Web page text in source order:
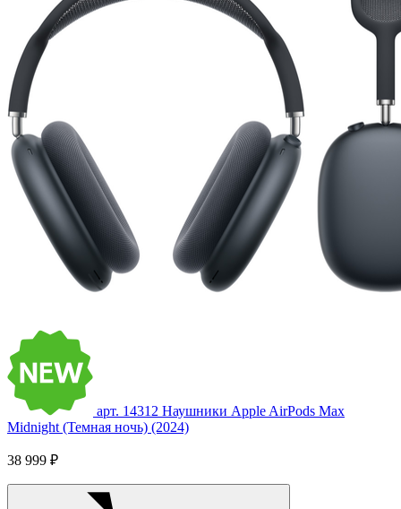
арт. 14312 Наушники Apple AirPods Max
Midnight (Темная ночь) (2024)
38 999 ₽